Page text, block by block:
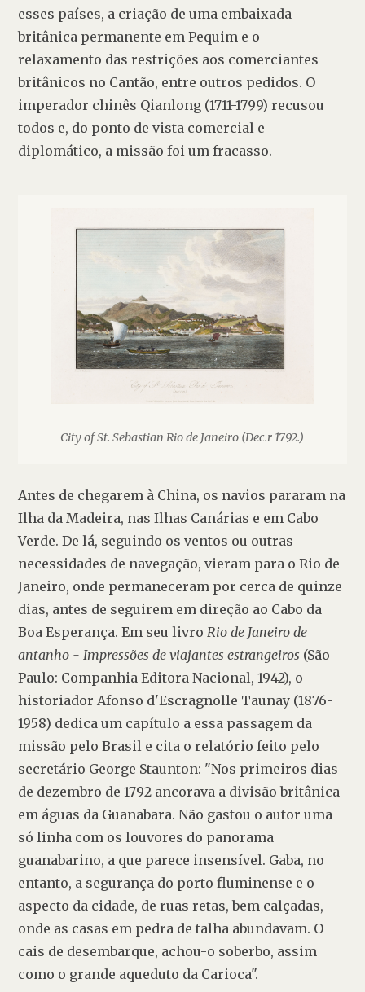
esses países, a criação de uma embaixada
britânica permanente em Pequim e o
relaxamento das restrições aos comerciantes
britânicos no Cantão, entre outros pedidos. O
imperador chinês Qianlong (1711-1799) recusou
todos e, do ponto de vista comercial e
diplomático, a missão foi um fracasso.
City of St. Sebastian Rio de Janeiro (Dec.r 1792.)
Antes de chegarem à China, os navios pararam na
Ilha da Madeira, nas Ilhas Canárias e em Cabo
Verde. De lá, seguindo os ventos ou outras
necessidades de navegação, vieram para o Rio de
Janeiro, onde permaneceram por cerca de quinze
dias, antes de seguirem em direção ao Cabo da
Boa Esperança. Em seu livro Rio de Janeiro de
antanho - Impressões de viajantes estrangeiros (São
Paulo: Companhia Editora Nacional, 1942), o
historiador Afonso d'Escragnolle Taunay (1876-
1958) dedica um capítulo a essa passagem da
missão pelo Brasil e cita o relatório feito pelo
secretário George Staunton: "Nos primeiros dias
de dezembro de 1792 ancorava a divisão britânica
em águas da Guanabara. Não gastou o autor uma
só linha com os louvores do panorama
guanabarino, a que parece insensível. Gaba, no
entanto, a segurança do porto fluminense e o
aspecto da cidade, de ruas retas, bem calçadas,
onde as casas em pedra de talha abundavam. O
cais de desembarque, achou-o soberbo, assim
como o grande aqueduto da Carioca".